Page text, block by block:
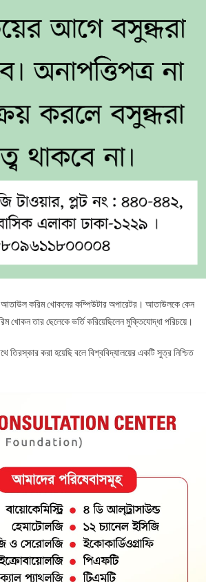
আতাউল করিম খোকনের কম্পিউটার অপারেটর। আতাউলকে কেন
তার ছেলেকে ভর্তি করিয়েছিলেন মুক্তিযোদ্ধা পরিচয়ে।
তিরস্কার করা হয়েছি বলে বিশ্ববিদ্যালয়ের একটি সুত্র নিশ্চিত